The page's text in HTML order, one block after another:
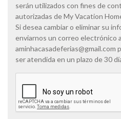
c
a
d
e
p
r
v
d
serán utilizados con fines de
autorizadas de My Vacation
Si desea cambiar o eliminar su
enviarnos un correo electrónico a
aminhacasadeferias@gmail.com
ser atendida en un plazo de 30
T
C